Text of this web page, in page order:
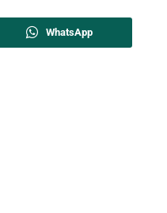
WhatsApp